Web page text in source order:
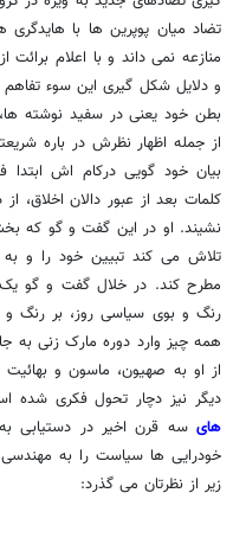
تضاد میان پوپرین ها با هایدگری
منازعه نمی داند و با اعلام
و دلایل شکل گیری این سوء تفاهم
بطن خود یعنی در سفید نوشته
از جمله اظهار نظرش در باره
بیان خود گویی درکام اش ابتدا
کلمات بعد از عبور دالان
نشیند. او در این گفت و گو که
تلاش می کند تبیین خود را و
مطرح کند. در خلال گفت و گو
رنگ و بوی سیاسی روز، بر رنگ و
همه چیز وارد دوره مارک زنی به
از او به صهیون، ماسون و
دیگر نیز دچار تحول فکری شده
های سه قرن اخیر در دستیابی
خودرایی ها سیاست را به
زیر از نظرتان می گذرد: